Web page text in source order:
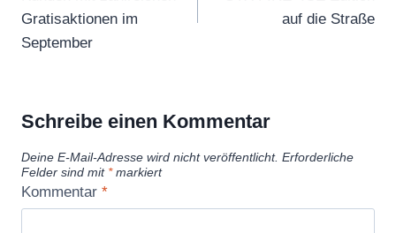
Gratisaktionen im
September
auf die Straße
Schreibe einen Kommentar
Deine E-Mail-Adresse wird nicht veröffentlicht. Erforderliche
Felder sind mit *markiert
Kommentar *